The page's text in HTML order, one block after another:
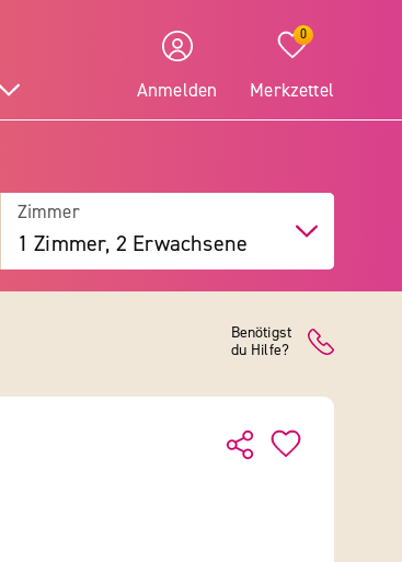
Anmelden
0
Merkzettel
Zimmer
1 Zimmer, 2 Erwachsene
Benötigst
du Hilfe?